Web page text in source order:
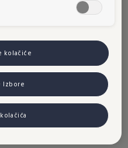
kolačiće
Izbore